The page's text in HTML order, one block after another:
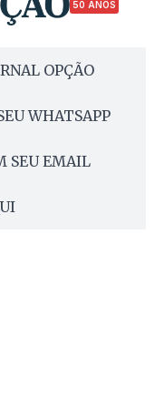
50 ANOS
OPÇÃO
WHATSAPP
SEU EMAIL